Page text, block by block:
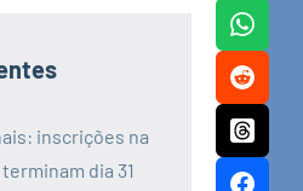
inscrições na
dia 31